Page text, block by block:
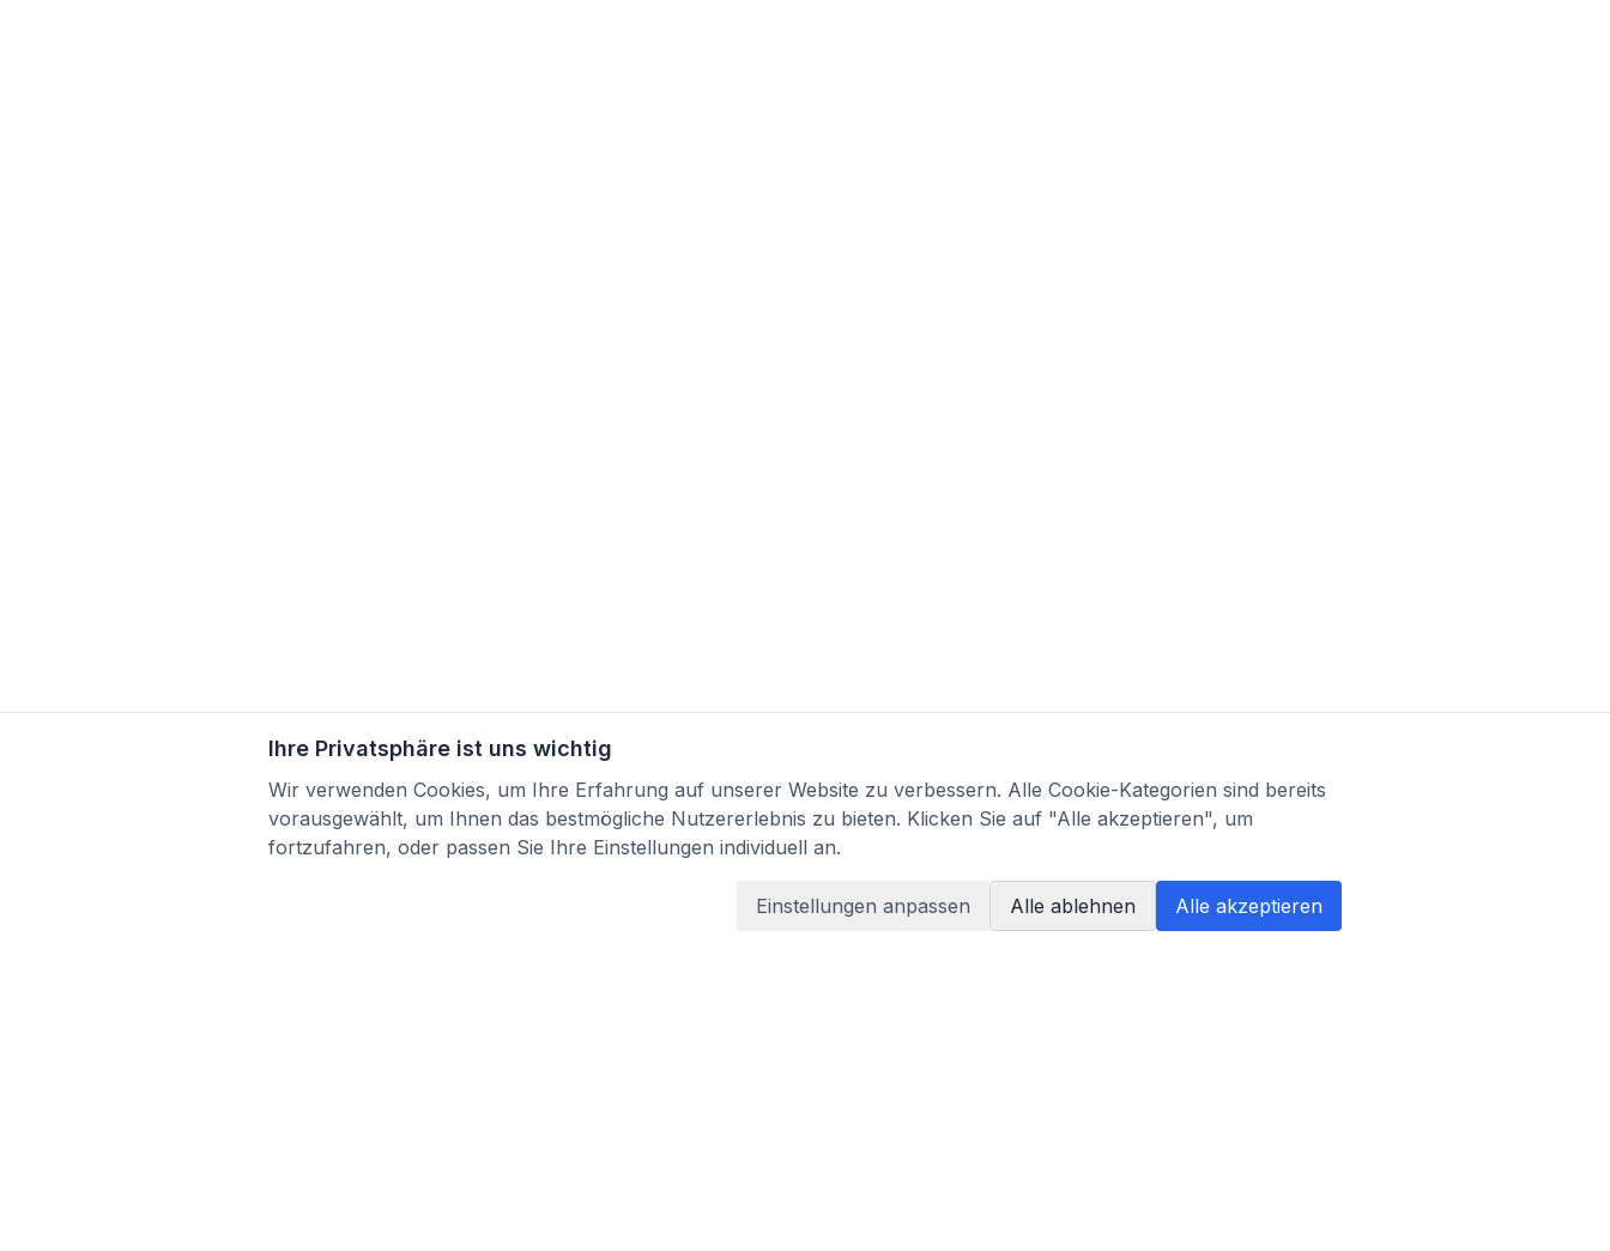
Ihre Privatsphäre ist uns wichtig
Wir verwenden Cookies, um Ihre Erfahrung auf unserer Website zu verbessern. Alle Cookie-Kategorien sind bereits
vorausgewählt, um Ihnen das bestmögliche Nutzererlebnis zu bieten. Klicken Sie auf "Alle akzeptieren", um
fortzufahren, oder passen Sie Ihre Einstellungen individuell an.
Einstellungen anpassen Alle ablehnen Alle akzeptieren